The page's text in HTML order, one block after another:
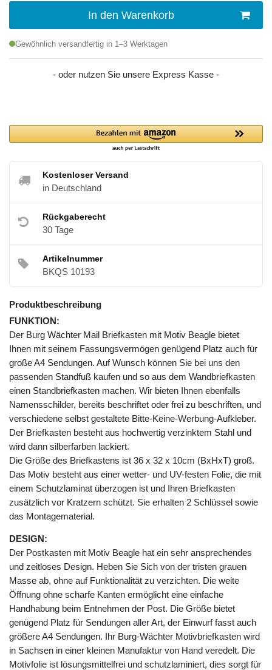
In den Warenkorb
Gewöhnlich versandfertig in 1–3 Werktagen
- oder nutzen Sie unsere Express Kasse -
Kostenloser Versand
in Deutschland
Rückgaberecht
30 Tage
Artikelnummer
BKQS 10193
Produktbeschreibung
FUNKTION:
Der Burg Wächter Mail Briefkasten mit Motiv Beagle bietet
Ihnen mit seinem Fassungsvermögen genügend Platz auch für
große A4 Sendungen. Auf Wunsch können Sie bei uns den
passenden Standfuß kaufen und so aus dem Wandbriefkasten
einen Standbriefkasten machen. Wir bieten Ihnen ebenfalls
Namensschilder, bereits beschriftet oder frei zu beschriften, und
verschiedene selbst gestaltete Bitte-Keine-Werbung-Aufkleber.
Der Briefkasten besteht aus hochwertig verzinktem Stahl und
wird dann silberfarben lackiert.
Die Größe des Briefkastens ist 36 x 32 x 10cm (BxHxT) groß.
Das Motiv besteht aus einer wetter- und UV-festen Folie, die mit
einem Schutzlaminat überzogen ist und Ihren Briefkasten
zusätzlich vor Kratzern schützt. Sie erhalten 2 Schlüssel sowie
das Montagematerial.
DESIGN:
Der Postkasten mit Motiv Beagle hat ein sehr ansprechendes
und zeitloses Design. Heben Sie Sich von der tristen grauen
Masse ab, ohne auf Funktionalität zu verzichten. Die weite
Öffnung ohne scharfe Kanten ermöglicht eine einfache
Handhabung beim Entnehmen der Post. Die Größe bietet
genügend Platz für Sendungen aller Art, der Einwurf fasst auch
größere A4 Sendungen. Ihr Burg-Wächter Motivbriefkasten wird
in Sachsen in einer kleinen Manufaktur von Hand veredelt. Die
Motivfolie ist lösungsmittelfrei und schutzlaminiert, dies sorgt für